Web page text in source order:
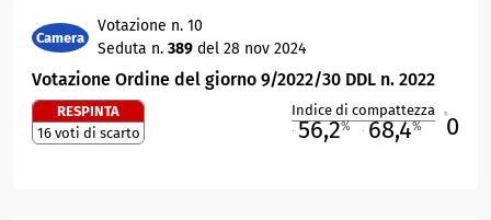
Camera
Votazione n. 10
Seduta n. 389 del 28 nov 2024
Votazione Ordine del giorno 9/2022/30 DDL n. 2022
RESPINTA
16 voti di scarto
Indice di compattezza
56,2% 68,4% 0